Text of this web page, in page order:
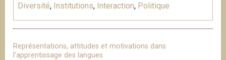
Diversité, Institutions, Interaction, Politique
Représentations, attitudes et motivations dans
l’apprentissage des langues